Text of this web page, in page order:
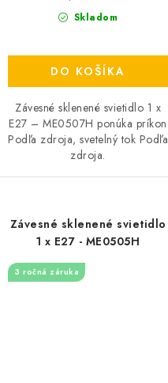
Skladom
DO KOŠÍKA
Závesné sklenené svietidlo 1 x
E27 – ME0507H ponúka príkon
Podľa zdroja, svetelný tok Podľa
zdroja.
Závesné sklenené svietidlo
1 x E27 - ME0505H
3 ročná záruka